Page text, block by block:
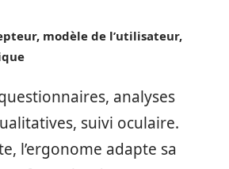
modèle de l’utilisateur,
analyses
suivi oculaire.
l’ergonome adapte sa